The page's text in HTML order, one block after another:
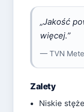
„Jakość
więcej.”
— TVN
Zalety
Niskie